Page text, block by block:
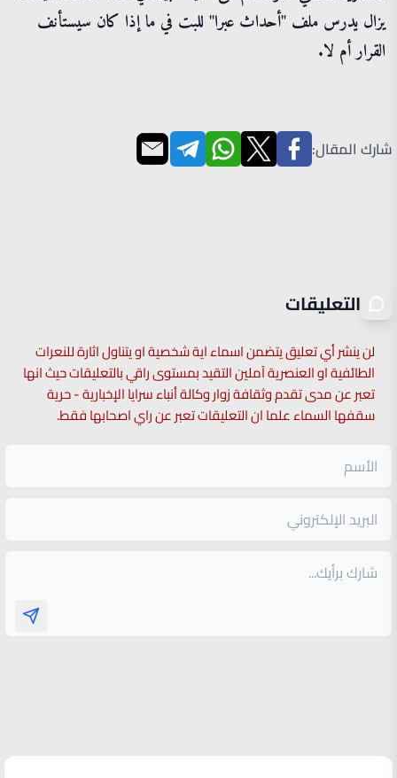
يزال يدرس ملف "أحداث عبرا" للبت في ما إذا كان سيستأنف
القرار أم لا.
شارك المقال:
التعليقات
لن ينشر أي تعليق يتضمن اسماء اية شخصية او يتناول اثارة للنعرات
الطائفية او العنصرية آملين التقيد بمستوى راقي بالتعليقات حيث انها
تعبر عن مدى تقدم وثقافة زوار وكالة أنباء سرايا الإخبارية - حرية
سقفها السماء علما ان التعليقات تعبر عن راي اصحابها فقط.